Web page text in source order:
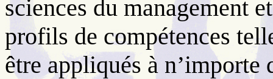
sciences du management
profils de compétences
être appliqués à